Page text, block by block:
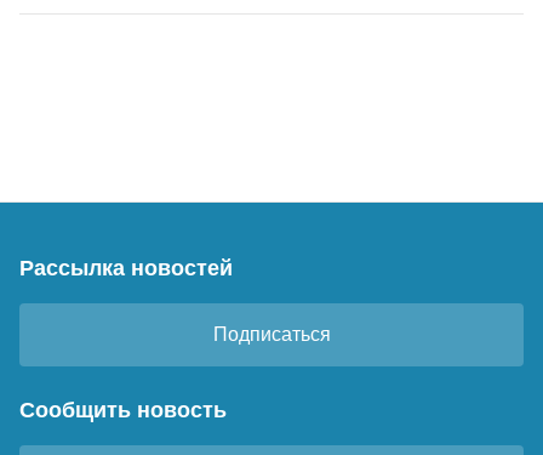
Рассылка новостей
Подписаться
Сообщить новость